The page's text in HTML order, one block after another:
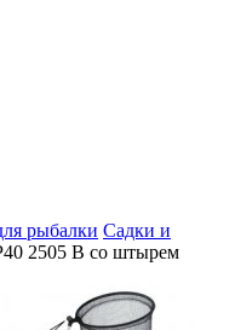
рыбалки Садки и
2505 B со штырем